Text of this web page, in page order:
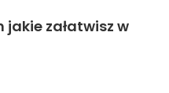
załatwisz w